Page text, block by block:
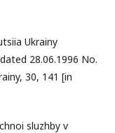
Ukrainy
28.06.1996 No.
30, 141 [in
sluzhby v